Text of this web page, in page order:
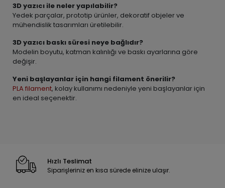
3D yazıcı ile neler yapılabilir?
Yedek parçalar, prototip ürünler, dekoratif objeler ve
mühendislik tasarımları üretilebilir.
3D yazıcı baskı süresi neye bağlıdır?
Modelin boyutu, katman kalınlığı ve baskı ayarlarına göre
değişir.
Yeni başlayanlar için hangi filament önerilir?
PLA filament, kolay kullanımı nedeniyle yeni başlayanlar için
en ideal seçenektir.
Hızlı Teslimat
Siparişleriniz en kısa sürede elinize ulaşır.